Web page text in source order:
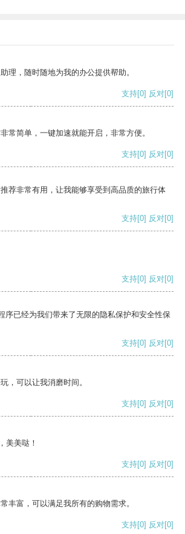
理，随时随地为我的办公提供帮助。
支持[0] 反对[0]
常简单，一键加速就能开启，非常方便。
支持[0] 反对[0]
荐非常有用，让我能够享受到高品质的旅行体
支持[0] 反对[0]
支持[0] 反对[0]
序已经为我们带来了无限的隐私保护和安全性保
支持[0] 反对[0]
，可以让我消磨时间。
支持[0] 反对[0]
美美哒！
支持[0] 反对[0]
丰富，可以满足我所有的购物需求。
支持[0] 反对[0]